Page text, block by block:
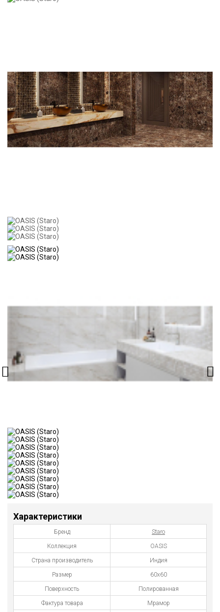
Характеристики
Бренд Staro
Коллекция OASIS
Страна производитель Индия
Размер 60x60
Поверхность Полированная
Фактура товара Мрамор